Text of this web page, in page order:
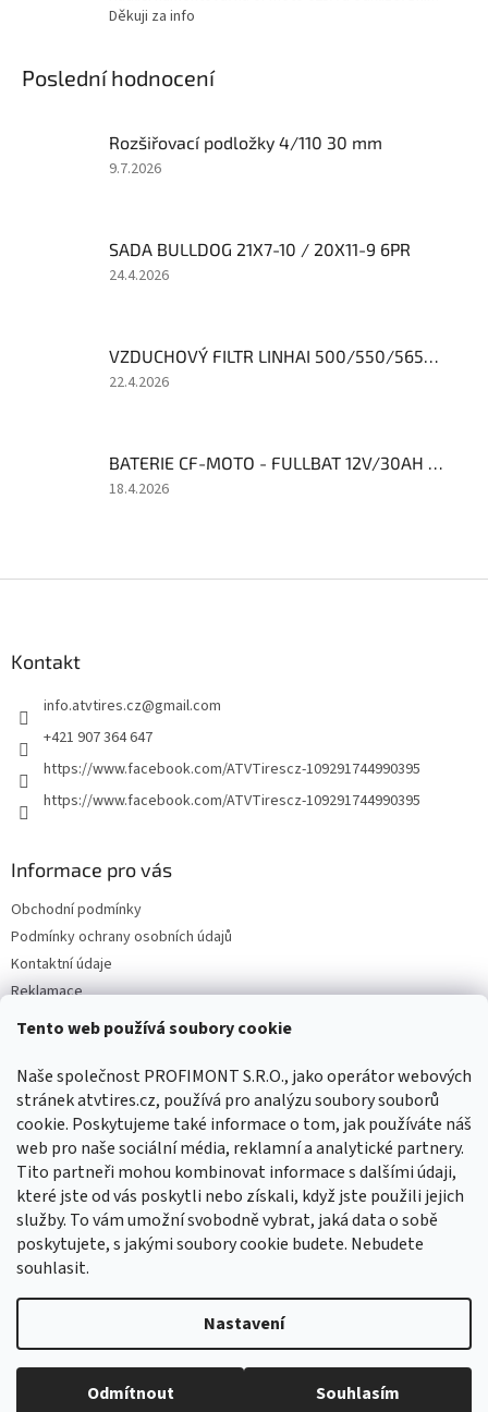
Tento web používá soubory cookie
Naše společnost PROFIMONT S.R.O., jako operátor webových
stránek atvtires.cz, používá pro analýzu soubory souborů
cookie. Poskytujeme také informace o tom, jak používáte náš
web pro naše sociální média, reklamní a analytické partnery.
Tito partneři mohou kombinovat informace s dalšími údaji,
které jste od vás poskytli nebo získali, když jste použili jejich
služby. To vám umožní svobodně vybrat, jaká data o sobě
poskytujete, s jakými soubory cookie budete. Nebudete
souhlasit.
Nastavení
Odmítnout Souhlasím
Děkuji za info
Poslední hodnocení
Rozšiřovací podložky 4/110 30 mm
Hodnocení
z
5
9.7.2026
SADA BULLDOG 21X7-10 / 20X11-9 6PR
Hodnocení
z
5
24.4.2026
VZDUCHOVÝ FILTR LINHAI 500/550/565/570
Hodnocení
z
5
22.4.2026
BATERIE CF-MOTO - FULLBAT 12V/30AH FIX30L-BS FIX30L-BS FIX30L-BS-CF
Hodnocení
18.4.2026
Kontakt
info.atvtires.cz@gmail.com
+421 907 364 647
https://www.facebook.com/ATVTirescz-109291744990395
https://www.facebook.com/ATVTirescz-109291744990395
Informace pro vás
Obchodní podmínky
Podmínky ochrany osobních údajů
Kontaktní údaje
Reklamace
Facebook
Copyright 2026ATVTIRES.CZ. Všechna práva vyhrazena.Upravit